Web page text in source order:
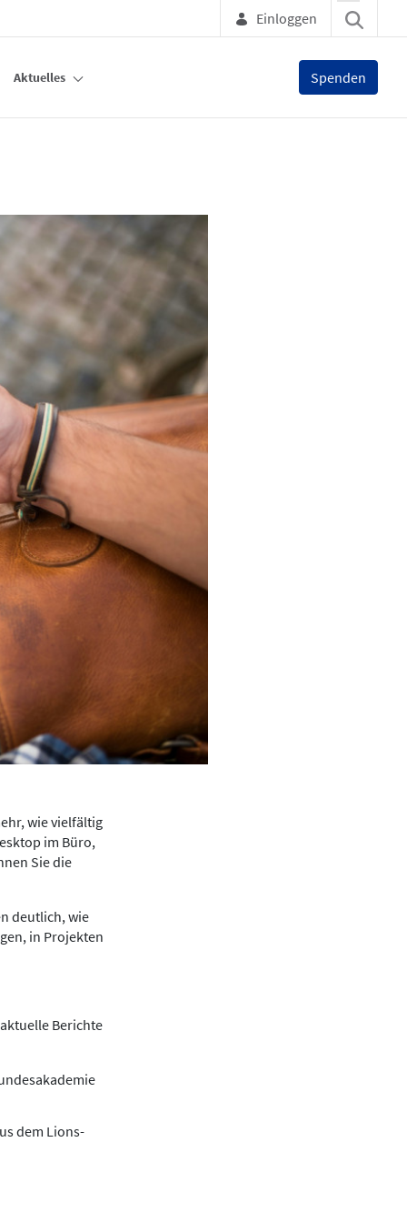
Einloggen
Aktuelles Spenden
wie vielfältig
im Büro,
Sie die
deutlich, wie
in Projekten
Berichte
dem Lions-